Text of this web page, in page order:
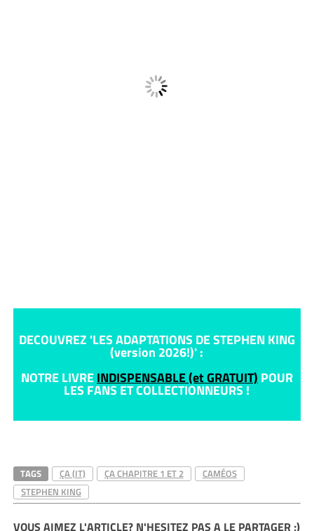
DECOUVREZ 'LES ADAPTATIONS DE STEPHEN KING
(version 2026!)' :
NOTRE LIVREINDISPENSABLE (et GRATUIT) POUR
LES FANS ET COLLECTIONNEURS !
TAGS ÇA (IT) ÇA CHAPITRE 1 ET 2
CAMÉOS
STEPHEN KING
VOUS AIMEZ L'ARTICLE? N'HESITEZ PAS A LE PARTAGER ;)